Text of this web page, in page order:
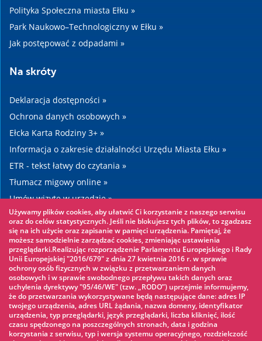
Polityka Społeczna miasta Ełku »
Park Naukowo–Technologiczny w Ełku »
Jak postępować z odpadami »
Na skróty
Deklaracja dostępności »
Ochrona danych osobowych »
Ełcka Karta Rodziny 3+ »
Informacja o zakresie działalności Urzędu Miasta Ełku »
ETR - tekst łatwy do czytania »
Tłumacz migowy online »
Umów wizytę w urzędzie »
Drogi »
Warto zobaczyć
Park linowy »
Park Wodny »
Lodowisko »
KINOECK »
Muzeum »
Używamy plików cookies, aby ułatwić Ci korzystanie z naszego serwisu
oraz do celów statystycznych. Jeśli nie blokujesz tych plików, to zgadzasz
się na ich użycie oraz zapisanie w pamięci urządzenia. Pamiętaj, że
możesz samodzielnie zarządzać cookies, zmieniając ustawienia
przeglądarki.Realizując rozporządzenie Parlamentu Europejskiego i Rady
Unii Europejskiej "2016/679" z dnia 27 kwietnia 2016 r. w sprawie
ochrony osób fizycznych w związku z przetwarzaniem danych
osobowych i w sprawie swobodnego przepływu takich danych oraz
uchylenia dyrektywy "95/46/WE" (tzw. „RODO”) uprzejmie informujemy,
że do przetwarzania wykorzystywane będą następujące dane: adres IP
twojego urządzenia, adres URL żądania, nazwa domeny, identyfikator
urządzenia, typ przeglądarki, język przeglądarki, liczba kliknięć, ilość
czasu spędzonego na poszczególnych stronach, data i godzina
korzystania z serwisu, typ i wersja systemu operacyjnego, rozdzielczość